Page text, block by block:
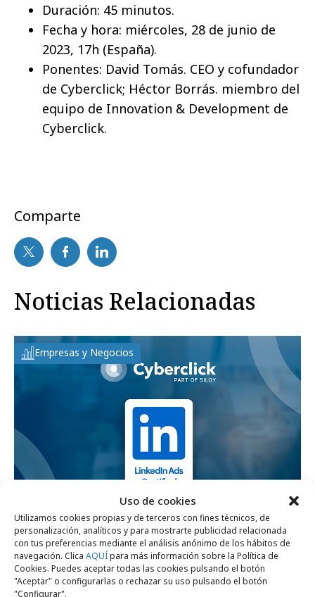
Uso de cookies
Utilizamos cookies propias y de terceros con fines técnicos, de
personalización, analíticos y para mostrarte publicidad relacionada
con tus preferencias mediante el análisis anónimo de los hábitos de
navegación. Clica AQUÍpara más información sobre la Política de
Cookies. Puedes aceptar todas las cookies pulsando el botón
"Aceptar" o configurarlas o rechazar su uso pulsando el botón
"Configurar".
Duración: 45 minutos.
Fecha y hora: miércoles, 28 de junio de
2023, 17h (España).
Ponentes: David Tomás. CEO y cofundador
de Cyberclick; Héctor Borrás. miembro del
equipo de Innovation & Development de
Cyberclick.
Comparte
Noticias Relacionadas
Empresas y Negocios
miércoles, 8 de julio 2026
Cyberclick se convierte en uno de los
primeros LinkedIn Marketing Partner de